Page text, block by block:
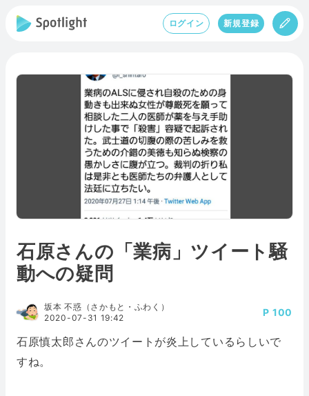
ログイン 新規登録
石原さんの「業病」ツイート騒
動への疑問
坂本 不惑（さかもと・ふわく）
2020-07-31 19:42
100
石原慎太郎さんのツイートが炎上しているらしいで
すね。